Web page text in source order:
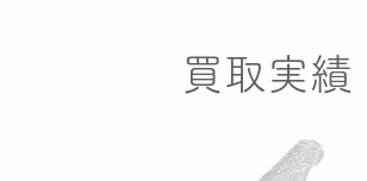
買取実績